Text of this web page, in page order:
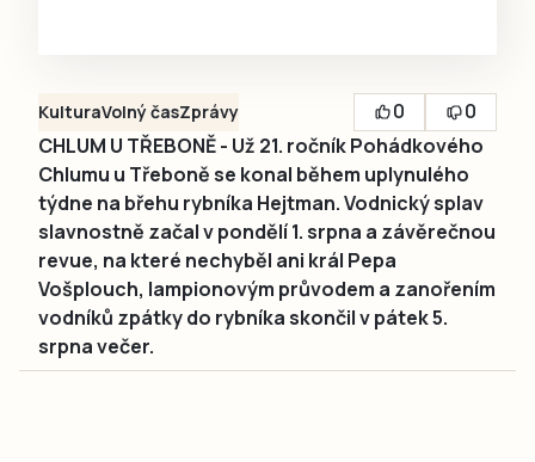
KulturaVolný časZprávy 0
0
CHLUM U TŘEBONĚ - Už 21. ročník Pohádkového
Chlumu u Třeboně se konal během uplynulého
týdne na břehu rybníka Hejtman. Vodnický splav
slavnostně začal v pondělí 1. srpna a závěrečnou
revue, na které nechyběl ani král Pepa
Vošplouch, lampionovým průvodem a zanořením
vodníků zpátky do rybníka skončil v pátek 5.
srpna večer.